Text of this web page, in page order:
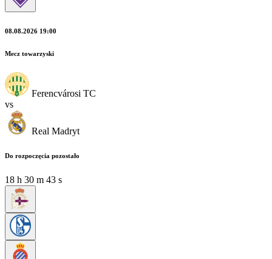
08.08.2026 19:00
Mecz towarzyski
Ferencvárosi TC
vs
Real Madryt
Do rozpoczęcia pozostało
18 h 30 m 42 s